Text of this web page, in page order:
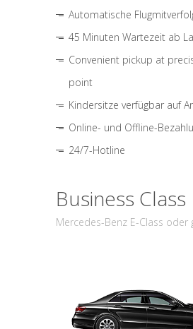
Automatische
45 Minuten Wartezeit ab
Convenient pickup at
point
Kindersitze verfügbar auf
Online- und Offline-
24/7-Hotline
Business Class
Mercedes-Benz E-Class oder